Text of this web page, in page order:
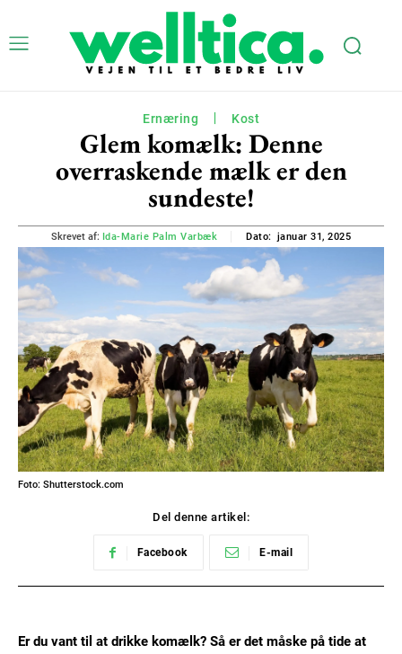
Ernæring Kost
Glem komælk: Denne
overraskende mælk er den
sundeste!
Skrevet af: Ida-Marie Palm Varbæk Dato: januar 31, 2025
Foto: Shutterstock.com
Del denne artikel:
Facebook E-mail
Er du vant til at drikke komælk? Så er det måske på tide at